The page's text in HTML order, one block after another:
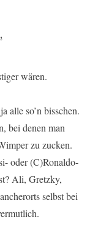
wären.
alle so’n bisschen.
bei denen man
zu zucken.
oder (C)Ronaldo-
Ali, Gretzky,
selbst bei